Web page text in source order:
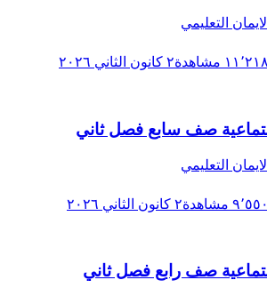
التعليمي
١١٬٢١٨ مشاهدة٢ كانون الثاني ٢٠٢٦
صف سابع فصل ثاني
التعليمي
٩٬٥٥٠ مشاهدة٢ كانون الثاني ٢٠٢٦
صف رابع فصل ثاني